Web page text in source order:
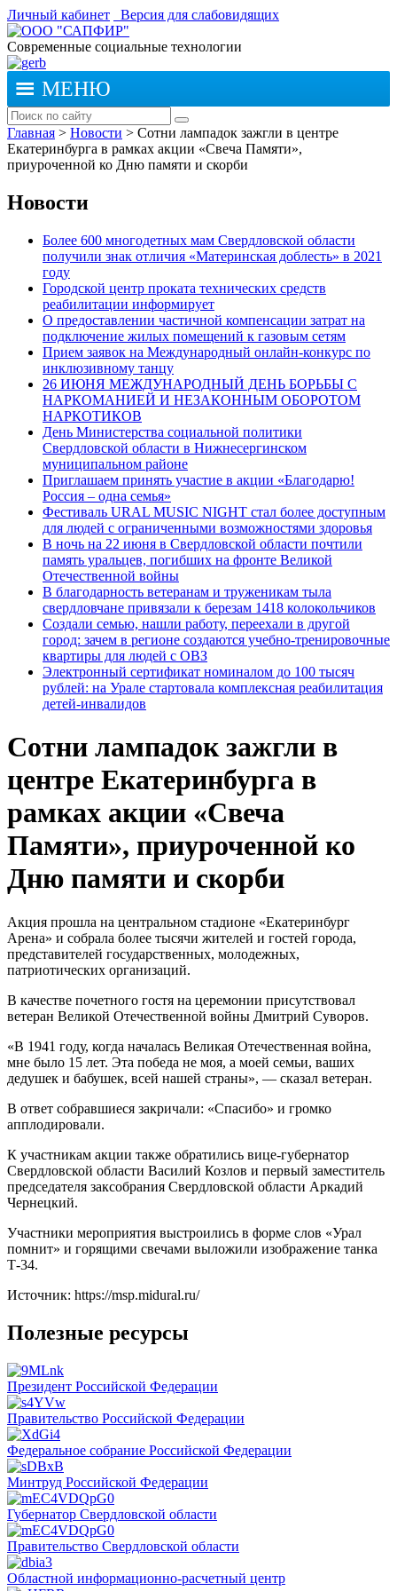
Личный кабинет Версия для слабовидящих
Современные социальные технологии
МЕНЮ
Главная > Новости > Сотни лампадок зажгли в центре
Екатеринбурга в рамках акции «Свеча Памяти»,
приуроченной ко Дню памяти и скорби
Новости
Более 600 многодетных мам Свердловской области
получили знак отличия «Материнская доблесть» в 2021
году
Городской центр проката технических средств
реабилитации информирует
О предоставлении частичной компенсации затрат на
подключение жилых помещений к газовым сетям
Прием заявок на Международный онлайн-конкурс по
инклюзивному танцу
26 ИЮНЯ МЕЖДУНАРОДНЫЙ ДЕНЬ БОРЬБЫ С
НАРКОМАНИЕЙ И НЕЗАКОННЫМ ОБОРОТОМ
НАРКОТИКОВ
День Министерства социальной политики
Свердловской области в Нижнесергинском
муниципальном районе
Приглашаем принять участие в акции «Благодарю!
Россия – одна семья»
Фестиваль URAL MUSIC NIGHT стал более доступным
для людей с ограниченными возможностями здоровья
В ночь на 22 июня в Свердловской области почтили
память уральцев, погибших на фронте Великой
Отечественной войны
В благодарность ветеранам и труженикам тыла
свердловчане привязали к березам 1418 колокольчиков
Создали семью, нашли работу, переехали в другой
город: зачем в регионе создаются учебно-тренировочные
квартиры для людей с ОВЗ
Электронный сертификат номиналом до 100 тысяч
рублей: на Урале стартовала комплексная реабилитация
детей-инвалидов
Сотни лампадок зажгли в
центре Екатеринбурга в
рамках акции «Свеча
Памяти», приуроченной ко
Дню памяти и скорби
Акция прошла на центральном стадионе «Екатеринбург
Арена» и собрала более тысячи жителей и гостей города,
представителей государственных, молодежных,
патриотических организаций.
В качестве почетного гостя на церемонии присутствовал
ветеран Великой Отечественной войны Дмитрий Суворов.
«В 1941 году, когда началась Великая Отечественная война,
мне было 15 лет. Эта победа не моя, а моей семьи, ваших
дедушек и бабушек, всей нашей страны», — сказал ветеран.
В ответ собравшиеся закричали: «Спасибо» и громко
апплодировали.
К участникам акции также обратились вице-губернатор
Свердловской области Василий Козлов и первый заместитель
председателя заксобрания Свердловской области Аркадий
Чернецкий.
Участники мероприятия выстроились в форме слов «Урал
помнит» и горящими свечами выложили изображение танка
Т-34.
Источник: https://msp.midural.ru/
Полезные ресурсы
Президент Российской Федерации
Правительство Российской Федерации
Федеральное собрание Российской Федерации
Минтруд Российской Федерации
Губернатор Свердловской области
Правительство Свердловской области
Областной информационно-расчетный центр